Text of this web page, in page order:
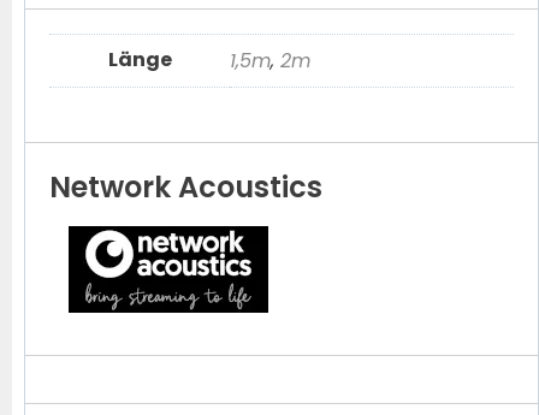
Länge 1,5m, 2m
Network Acoustics